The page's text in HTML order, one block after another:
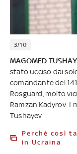
3/10
MAGOMED
stato ucciso dai
comandante del
Rosguard, molto
Ramzan Kadyrov. I
Tushayev
Perché così tanti generali russi stanno morendo
in Ucraina